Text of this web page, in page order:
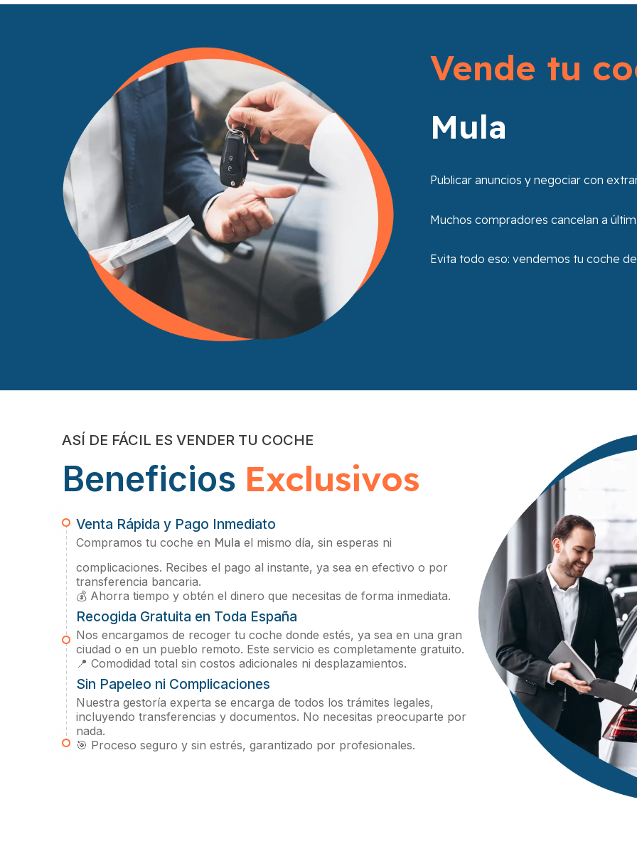
Vende tu
Mula
Publicar anuncios y negociar con
Muchos compradores cancelan a
Evita todo eso: vendemos tu coche
ASÍ DE FÁCIL ES VENDER TU COCHE
Beneficios Exclusivos
Venta Rápida y Pago Inmediato
Compramos tu coche en Mula el mismo día, sin esperas ni
complicaciones. Recibes el pago al instante, ya sea en efectivo o por
transferencia bancaria.
💰 Ahorra tiempo y obtén el dinero que necesitas de forma inmediata.
Recogida Gratuita en Toda España
Nos encargamos de recoger tu coche donde estés, ya sea en una gran
ciudad o en un pueblo remoto. Este servicio es completamente gratuito.
📍 Comodidad total sin costos adicionales ni desplazamientos.
Sin Papeleo ni Complicaciones
Nuestra gestoría experta se encarga de todos los trámites legales,
incluyendo transferencias y documentos. No necesitas preocuparte por
nada.
🎯 Proceso seguro y sin estrés, garantizado por profesionales.